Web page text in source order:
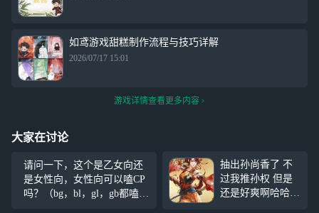
如鸢游戏甜糕制作流程与技巧详解
2026/07/17 15:01
游戏详情查看更多内容
大家在讨论
请问一下，这个是乙女向还
是女性向，女性向可以嗑CP
吗？（bg，bl，gl，gb都嗑
抽出孙尚香了 不
过我推孙权 但是
还是好爽啊哈哈哈